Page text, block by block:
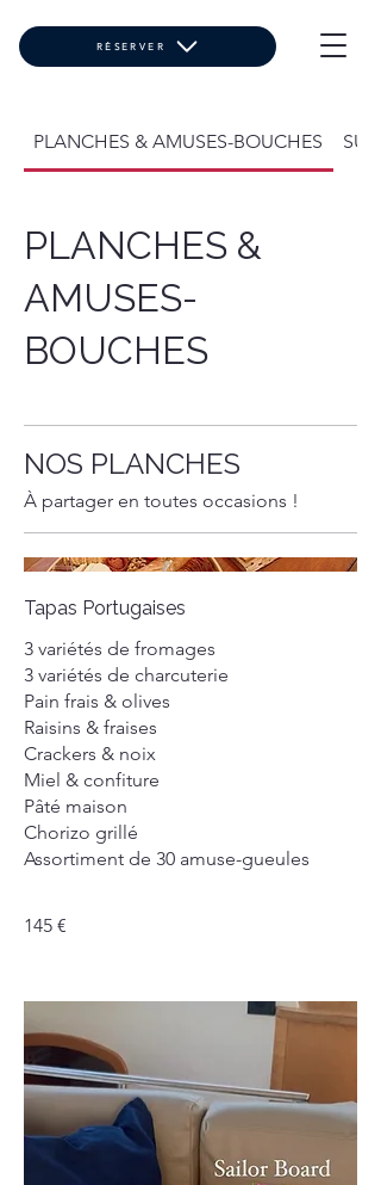
RÉSERVER
PLANCHES & AMUSES-BOUCHES
PLANCHES &
AMUSES-
BOUCHES
NOS PLANCHES
À partager en toutes occasions !
Tapas Portugaises
3 variétés de fromages
3 variétés de charcuterie
Pain frais & olives
Raisins & fraises
Crackers & noix
Miel & confiture
Pâté maison
Chorizo grillé
Assortiment de 30 amuse-gueules
145 €